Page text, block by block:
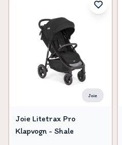
Joie
Joie Litetrax Pro
Klapvogn - Shale